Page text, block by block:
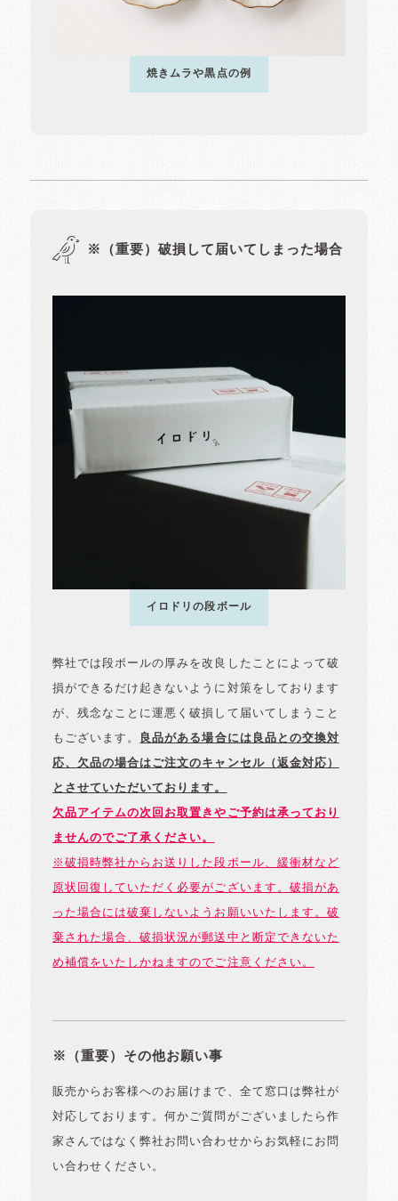
焼きムラや黒点の例
※（重要）破損して届いてしまった場合
イロドリの段ボール
弊社では段ボールの厚みを改良したことによって破
損ができるだけ起きないように対策をしております
が、残念なことに運悪く破損して届いてしまうこと
もございます。 良品がある場合には良品との交換対
応、欠品の場合はご注文のキャンセル（返金対応）
とさせていただいております。
欠品アイテムの次回お取置きやご予約は承っており
ませんのでご了承ください。
※破損時弊社からお送りした段ボール、緩衝材など
原状回復していただく必要がございます。破損があ
った場合には破棄しないようお願いいたします。破
棄された場合、破損状況が郵送中と断定できないた
め補償をいたしかねますのでご注意ください。
※（重要）その他お願い事
販売からお客様へのお届けまで、全て窓口は弊社が
対応しております。何かご質問がございましたら作
家さんではなく弊社お問い合わせからお気軽にお問
い合わせください。